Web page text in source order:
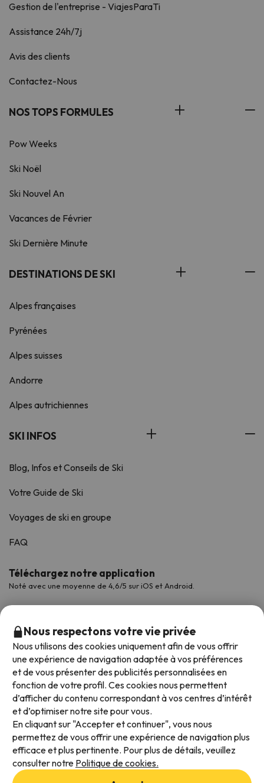
Gestion de l'entreprise - ViajesParaTi
Assistance 24h/7j
Avis des clients
Contactez-Nous
NOS TOPS FORMULES
Pow Weeks
Ski Noël
Ski Nouvel An
Vacances de Février
Ski Dernière Minute
DESTINATIONS DE SKI
Alpes françaises
Pyrénées
Alpes suisses
Andorre
Alpes autrichiennes
SKI INFOS
Blog, Infos et Conseils de Ski
Votre Guide de Ski
Voyages de ski en groupe
FAQ
Téléchargez notre application
Noté avec une moyenne de 4,6/5 sur iOS et Android.
Modes de paiement disponibles
Nous respectons votre vie privée
Nous utilisons des cookies uniquement afin de vous offrir
une expérience de navigation adaptée à vos préférences
et de vous présenter des publicités personnalisées en
fonction de votre profil. Ces cookies nous permettent
d’afficher du contenu correspondant à vos centres d’intérêt
et d’optimiser notre site pour vous.
En cliquant sur "Accepter et continuer", vous nous
permettez de vous offrir une expérience de navigation plus
efficace et plus pertinente. Pour plus de détails, veuillez
consulter notre Politique de cookies.